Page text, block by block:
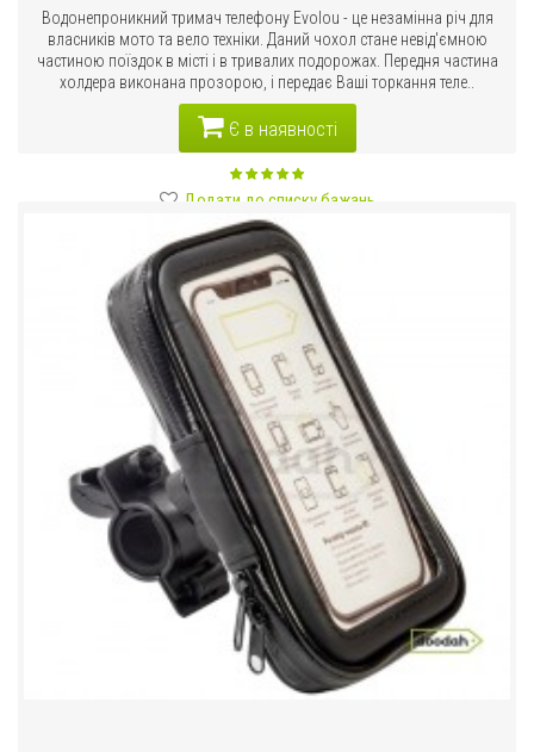
Водонепроникний тримач телефону Evolou - це незамінна річ для
власників мото та вело техніки. Даний чохол стане невід'ємною
частиною поїздок в місті і в тривалих подорожах. Передня частина
холдера виконана прозорою, і передає Ваші торкання теле..
Є в наявності
Додати до списку бажань
Порівняти цей товар